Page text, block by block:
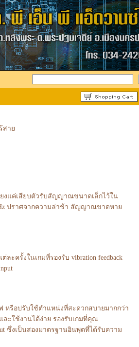
สาย
ยงแค่เสียบตัวรับสัญญาณขนาดเล็กไว้ใน
ปราศจากความล่าช้า สัญญาณขาดหาย
ะครั้งในเกมที่รองรับ vibration feedback
รือปรับใช้ตำแหน่งที่สะดวกสบายมากกว่า
ละใช้งานได้ง่าย รองรับเกมที่คุณ
ซึ่งเป็นสองมาตรฐานอินพุตที่ได้รับความ